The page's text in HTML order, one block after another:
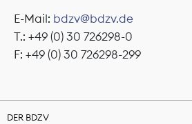
E-Mail: bdzv@bdzv.de
T.: +49 (0) 30 726298-0
F: +49 (0) 30 726298-299
DER BDZV